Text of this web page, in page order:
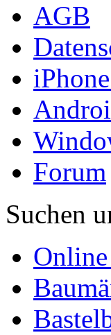
AGB
Forum
Suchen